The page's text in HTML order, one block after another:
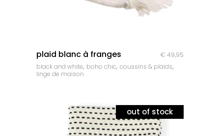
plaid blanc à franges € 49,95
black and white, boho chic, coussins & plaids,
linge de maison
out of stock